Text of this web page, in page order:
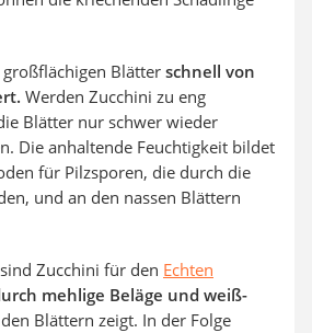
Blätter schnell von
Werden Zucchini zu eng
Blätter nur schwer wieder
Die anhaltende Feuchtigkeit bildet
für Pilzsporen, die durch die
und an den nassen Blättern
Zucchini für den Echten
mehlige Beläge und weiß-
Blättern zeigt. In der Folge